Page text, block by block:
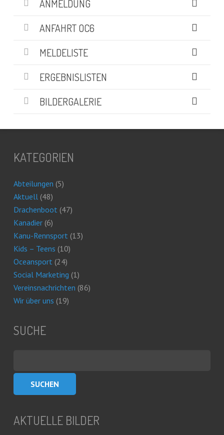
ANMELDUNG
ANFAHRT OC6
MELDELISTE
ERGEBNISLISTEN
BILDERGALERIE
KATEGORIEN
Abteilungen (5)
Aktuell(48)
Drachenboot(47)
Kanadier(6)
Kanu-Rennsport(13)
Kids – Teens (10)
Oceansport(24)
Social Marketing (1)
Vereinsnachrichten (86)
Wir über uns (19)
SUCHE
AKTUELLE BILDER